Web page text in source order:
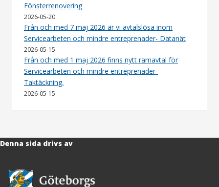
Fönsterrenovering
2026-05-20
Från och med 7 maj 2026 är vi avtalslösa inom
Servicearbeten och mindre entreprenader- Datanät
2026-05-15
Från och med 1 maj 2026 finns nytt ramavtal för
Servicearbeten och mindre entreprenader-
Taktäckning.
2026-05-15
Denna sida drivs av